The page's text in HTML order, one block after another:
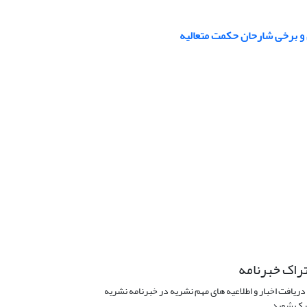
و برخی شارحان حکمت متعالیه
خبرنامه
اخبار و اطلاعیه های مهم نشریه در خبرنامه نشریه